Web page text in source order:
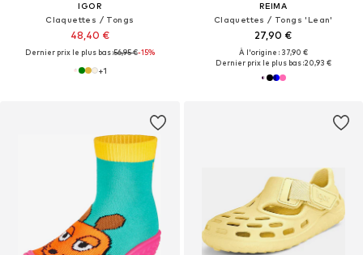
IGOR
Claquettes / Tongs
48,40 €
Dernier prix le plus bas :56,95 €-15%
+1
REIMA
Claquettes / Tongs 'Lean'
27,90 €
À l'origine : 37,90 €
Dernier prix le plus bas :20,93 €